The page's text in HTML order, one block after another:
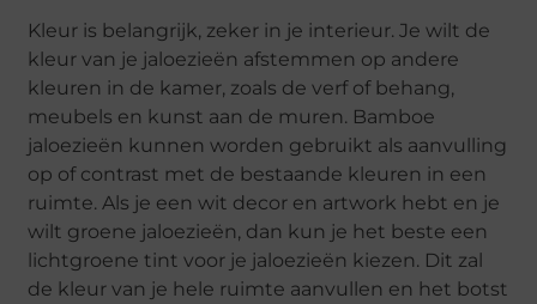
Kleur is belangrijk, zeker in je interieur. Je wilt de
kleur van je jaloezieën afstemmen op andere
kleuren in de kamer, zoals de verf of behang,
meubels en kunst aan de muren. Bamboe
jaloezieën kunnen worden gebruikt als aanvulling
op of contrast met de bestaande kleuren in een
ruimte. Als je een wit decor en artwork hebt en je
wilt groene jaloezieën, dan kun je het beste een
lichtgroene tint voor je jaloezieën kiezen. Dit zal
de kleur van je hele ruimte aanvullen en het botst